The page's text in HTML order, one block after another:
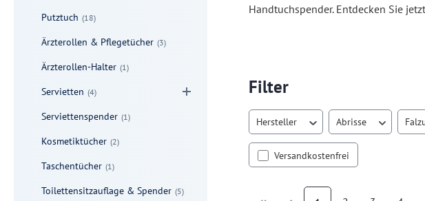
Putztuch (18)
Ärzterollen & Pflegetücher (3)
Ärzterollen-Halter (1)
Servietten (4)
Serviettenspender (1)
Kosmetiktücher (2)
Taschentücher (1)
Toilettensitzauflage & Spender (5)
Handtuchspender. Entdecken Sie
Filter
Hersteller Abrisse
Filter hinzufügen: Versandkostenfrei
Versandkostenfrei